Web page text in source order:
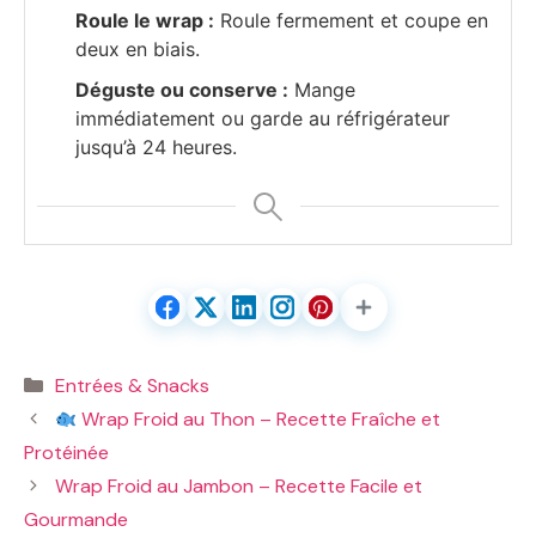
Roule le wrap : Roule fermement et coupe en
deux en biais.
Déguste ou conserve : Mange
immédiatement ou garde au réfrigérateur
jusqu’à 24 heures.
Catégories
Entrées & Snacks
Wrap Froid au Thon – Recette Fraîche et
Protéinée
Wrap Froid au Jambon – Recette Facile et
Gourmande